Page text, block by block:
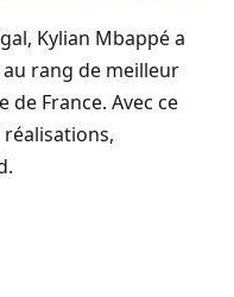
Kylian Mbappé a
rang de meilleur
de France. Avec ce